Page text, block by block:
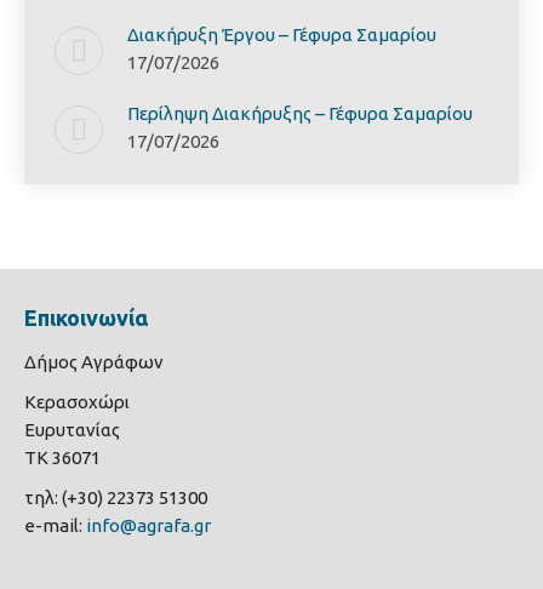
Διακήρυξη Έργoυ – Γέφυρα Σαμαρίoυ
17/07/2026
Περίληψη Διακήρυξης – Γέφυρα Σαμαρίoυ
17/07/2026
Επικοινωνία
Δήμος Αγράφων
Κερασοχώρι
Ευρυτανίας
ΤΚ 36071
τηλ: (+30) 22373 51300
e-mail: info@agrafa.gr